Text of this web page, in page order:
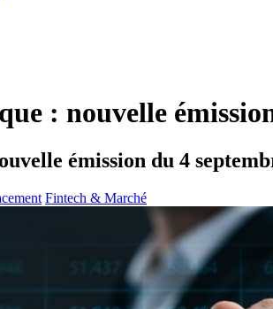
: nouvelle
émission du 4
Fintech & Marché